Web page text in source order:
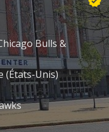
Bulls &
(États-Unis)